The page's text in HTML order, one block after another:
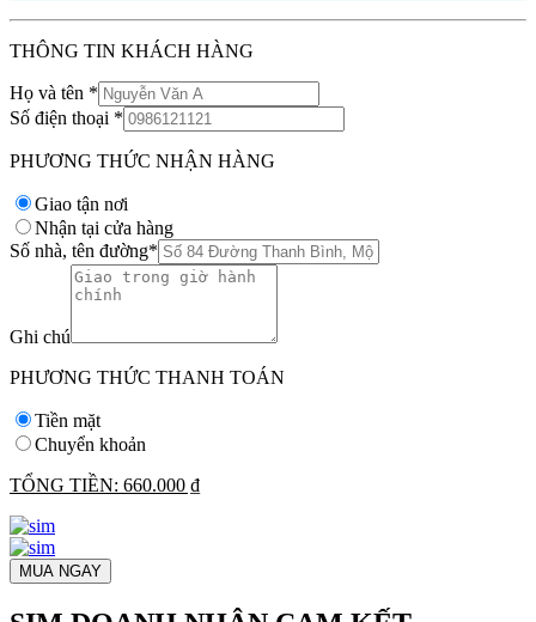
THÔNG TIN KHÁCH HÀNG
Họ và tên *
Số điện thoại *
PHƯƠNG THỨC NHẬN HÀNG
Giao tận nơi
Nhận tại cửa hàng
Số nhà, tên đường*
Ghi chú
PHƯƠNG THỨC THANH TOÁN
Tiền mặt
Chuyển khoản
TỔNG TIỀN: 660.000 ₫
MUA NGAY